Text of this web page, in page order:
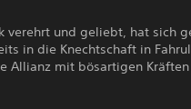
verehrt und geliebt, hat sich
in die Knechtschaft in
Allianz mit bösartigen